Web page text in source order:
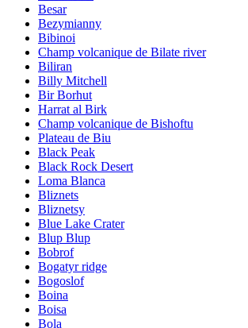
Besar
Bezymianny
Bibinoi
Champ volcanique de Bilate river
Biliran
Billy Mitchell
Bir Borhut
Harrat al Birk
Champ volcanique de Bishoftu
Plateau de Biu
Black Peak
Black Rock Desert
Loma Blanca
Bliznets
Bliznetsy
Blue Lake Crater
Blup Blup
Bobrof
Bogatyr ridge
Bogoslof
Boina
Boisa
Bola